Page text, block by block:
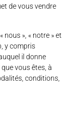
de vous vendre
», « notre » et
y compris
il donne
vous êtes, à
conditions,